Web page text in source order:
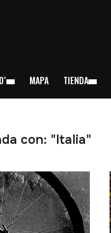
MAPA TIENDA
con: "Italia"